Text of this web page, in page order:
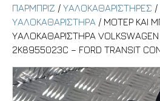
ΠΑΡΜΠΡΙΖ / ΥΑΛΟΚΑΘΑΡΙΣΤΗΡΕΣ /
ΥΑΛΟΚΑΘΑΡΙΣΤΗΡΑ / ΜΟΤΕΡ ΚΑΙ
ΥΑΛΟΚΑΘΑΡΙΣΤΗΡΑ
2K8955023C – FORD TRANSIT